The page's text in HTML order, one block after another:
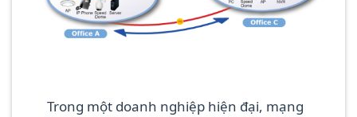
Trong một doanh nghiệp hiện đại, mạng